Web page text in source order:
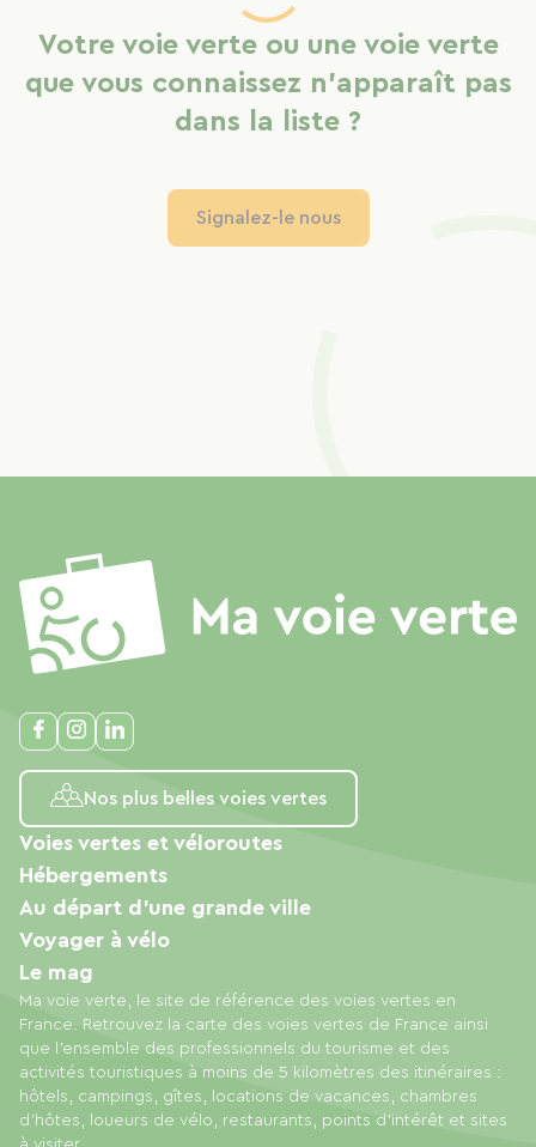
Votre voie verte ou une voie verte
que vous connaissez n'apparaît pas
dans la liste ?
Signalez-le nous
Nos plus belles voies vertes
Ma voie verte, le site de référence des voies vertes en
France. Retrouvez la carte des voies vertes de France ainsi
que l'ensemble des professionnels du tourisme et des
activités touristiques à moins de 5 kilomètres des itinéraires :
hôtels, campings, gîtes, locations de vacances, chambres
d'hôtes, loueurs de vélo, restaurants, points d'intérêt et sites
Voies vertes et véloroutes
Hébergements
Au départ d'une grande ville
Voyager à vélo
Le mag